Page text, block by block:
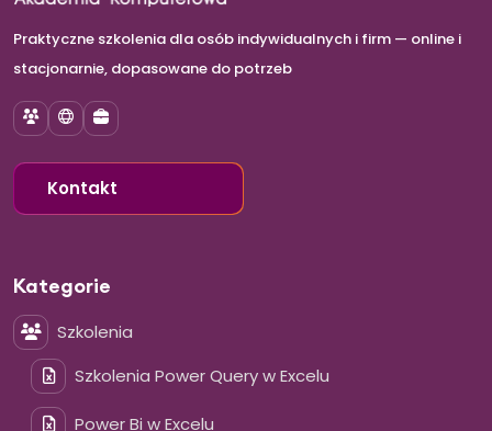
Praktyczne szkolenia dla osób indywidualnych i firm — online i
stacjonarnie, dopasowane do potrzeb
SzkoleniaE-learningSzkolenia dla firm
Kontakt
Kategorie
Szkolenia
Szkolenia Power Query w Excelu
Power Bi w Excelu